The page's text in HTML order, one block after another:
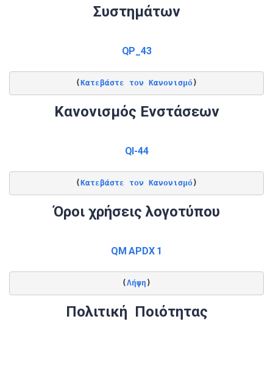
Συστημάτων
QP_43
(Κατεβάστε τον Κανονισμό)
Κανονισμός Ενστάσεων
QI-44
(Κατεβάστε τον Κανονισμό)
Όροι χρήσεις λογοτύπου
QM APDX 1
(Λήψη )
Πολιτική Ποιότητας